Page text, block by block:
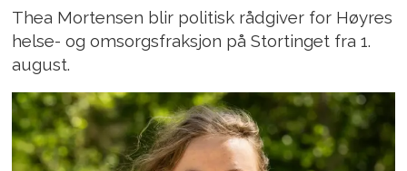
Thea Mortensen blir politisk rådgiver for Høyres
helse- og omsorgsfraksjon på Stortinget fra 1.
august.